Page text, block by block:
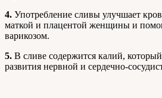
4. Употребление сливы улучшает
маткой и плацентой женщины и
варикозом.
5. В сливе содержится калий,
развития нервной и сердечно-